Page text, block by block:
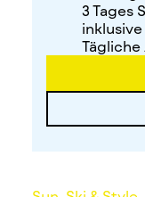
3 Tages
inklusive